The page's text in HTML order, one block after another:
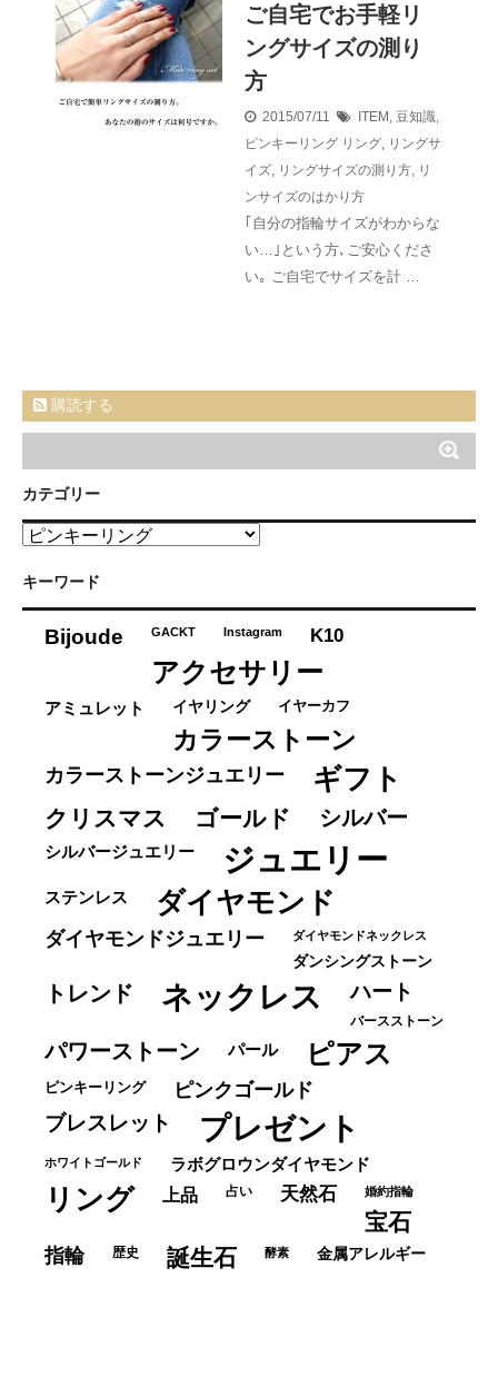
ご自宅でお手軽リ
ングサイズの測り
方
2015/07/11 ITEM, 豆知識,
ピンキーリング リング, リングサ
イズ, リングサイズの測り方, リ
ンサイズのはかり方
｢自分の指輪サイズがわからな
い…｣という方､ご安心くださ
い｡ ご自宅でサイズを計 …
購読する
カテゴリー
カ
ゴ
キーワード
Bijoude GACKT Instagram K10
アクセサリー
アミュレット イヤリング イヤーカフ
カラーストーン
カラーストーンジュエリー ギフト
クリスマス ゴールド シルバー
シルバージュエリー ジュエリー
ステンレス ダイヤモンド
ダイヤモンドジュエリー ダイヤモンドネックレス
ダンシングストーン
トレンド ネックレス ハート
バースストーン
パワーストーン パール ピアス
ピンキーリング ピンクゴールド
ブレスレット プレゼント
ホワイトゴールド ラボグロウンダイヤモンド
リング 上品 占い 天然石 婚約指輪
宝石
指輪 歴史 誕生石 酵素 金属アレルギー